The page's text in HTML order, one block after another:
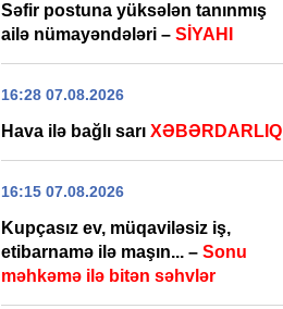
Səfir postuna yüksələn tanınmış
ailə nümayəndələri – SİYAHI
16:28 07.08.2026
Hava ilə bağlı sarı XƏBƏRDARLIQ
16:15 07.08.2026
Kupçasız ev, müqaviləsiz iş,
etibarnamə ilə maşın... – Sonu
məhkəmə ilə bitən səhvlər